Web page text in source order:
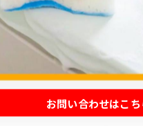
りです。春から夏にか
ビが…という経験はあ
潔な状態を長く維持
お問い合わせはこち